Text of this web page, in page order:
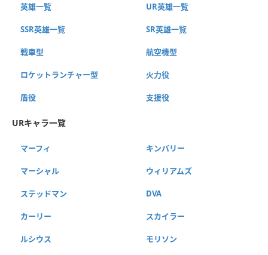
英雄一覧 UR英雄一覧
SSR英雄一覧 SR英雄一覧
戦車型 航空機型
ロケットランチャー型 火力役
盾役 支援役
URキャラ一覧
マーフィ キンバリー
マーシャル ウィリアムズ
ステッドマン DVA
カーリー スカイラー
ルシウス モリソン